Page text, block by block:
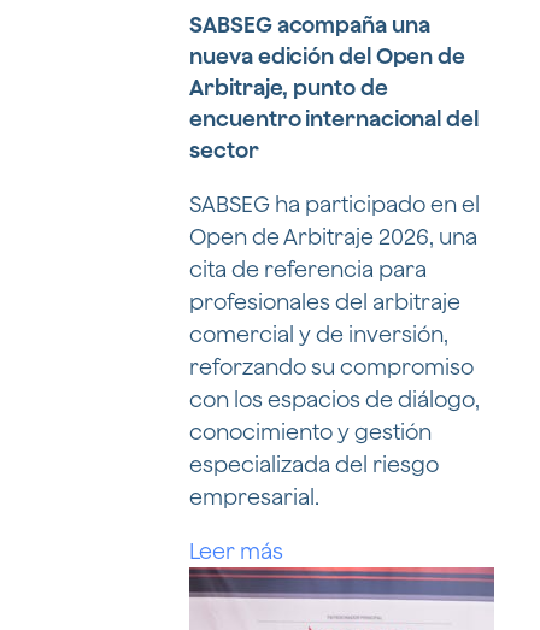
SABSEG acompaña una
nueva edición del Open de
Arbitraje, punto de
encuentro internacional del
sector
SABSEG ha participado en el
Open de Arbitraje 2026, una
cita de referencia para
profesionales del arbitraje
comercial y de inversión,
reforzando su compromiso
con los espacios de diálogo,
conocimiento y gestión
especializada del riesgo
empresarial.
Leer más